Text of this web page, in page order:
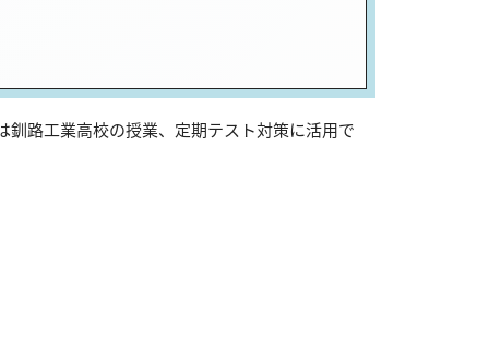
路工業高校の授業、定期テスト対策に活用で